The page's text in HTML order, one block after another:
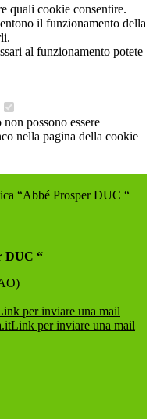
quali cookie consentire.
il funzionamento della
al funzionamento potete
possono essere
nella pagina della cookie
“Abbé Prosper DUC “
DUC “
per inviare una mail
Link per inviare una mail